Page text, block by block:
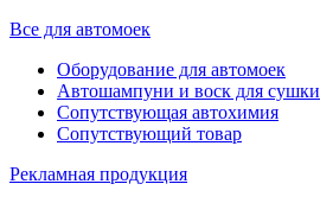
Все для автомоек
Оборудование для автомоек
Автошампуни и воск для сушки
Сопутствующая автохимия
Сопутствующий товар
Рекламная продукция